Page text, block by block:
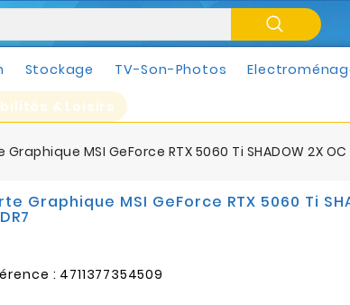
Stockage TV-Son-Photos
& Loisirs
MSI GeForce RTX 5060 Ti SHADOW 2X OC
Graphique MSI GeForce RTX 5060 Ti
: 4711377354509